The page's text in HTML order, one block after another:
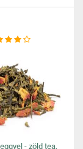
- zöld tea,